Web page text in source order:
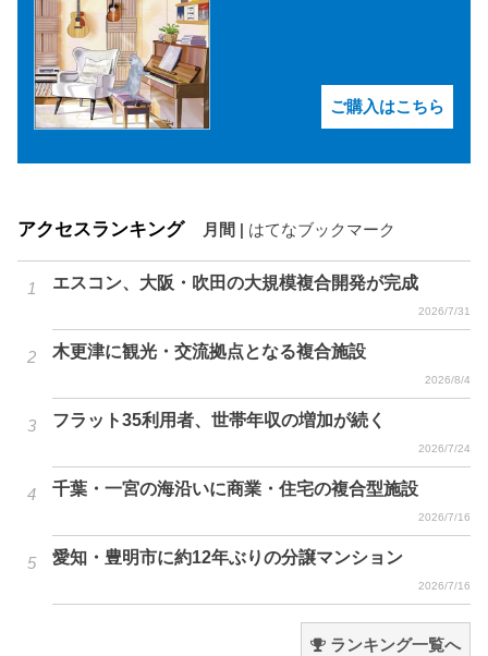
ご購入はこちら
アクセスランキング 月間 はてなブックマーク
エスコン、大阪・吹田の大規模複合開発が完成
2026/7/31
木更津に観光・交流拠点となる複合施設
2026/8/4
フラット35利用者、世帯年収の増加が続く
2026/7/24
千葉・一宮の海沿いに商業・住宅の複合型施設
2026/7/16
愛知・豊明市に約12年ぶりの分譲マンション
2026/7/16
ランキング一覧へ